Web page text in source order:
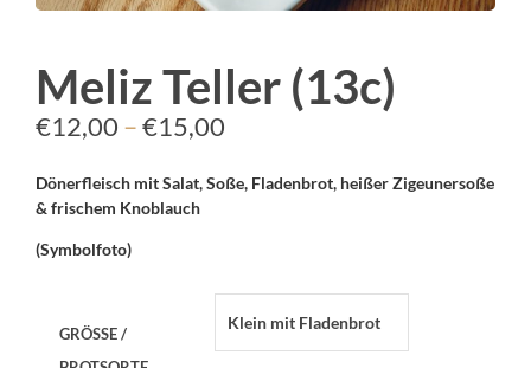
Meliz Teller (13c)
€12,00 –€15,00 Preisspanne:
bis
Dönerfleisch mit Salat, Soße, Fladenbrot, heißer Zigeunersoße
& frischem Knoblauch
(Symbolfoto)
GRÖSSE / B